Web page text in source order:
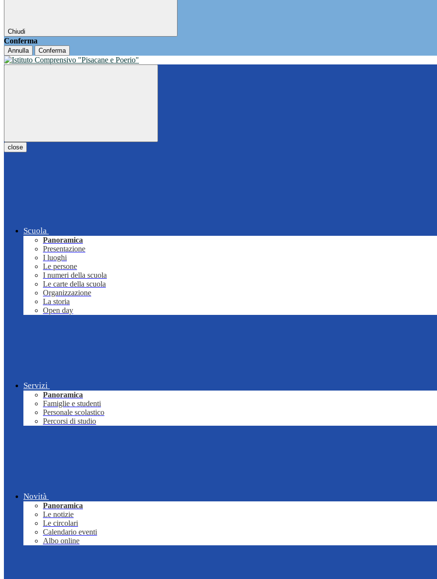
Chiudi
Conferma
Annulla Conferma
close
Scuola
Panoramica
Presentazione
I luoghi
Le persone
I numeri della scuola
Le carte della scuola
Organizzazione
La storia
Open day
Servizi
Panoramica
Famiglie e studenti
Personale scolastico
Percorsi di studio
Novità
Panoramica
Le notizie
Le circolari
Calendario eventi
Albo online